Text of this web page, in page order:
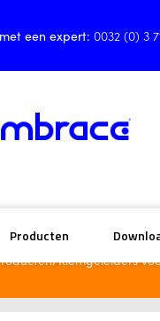
een expert:0032 (0) 3
Producten
/Klemgeleiders